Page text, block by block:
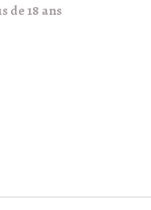
de 18 ans